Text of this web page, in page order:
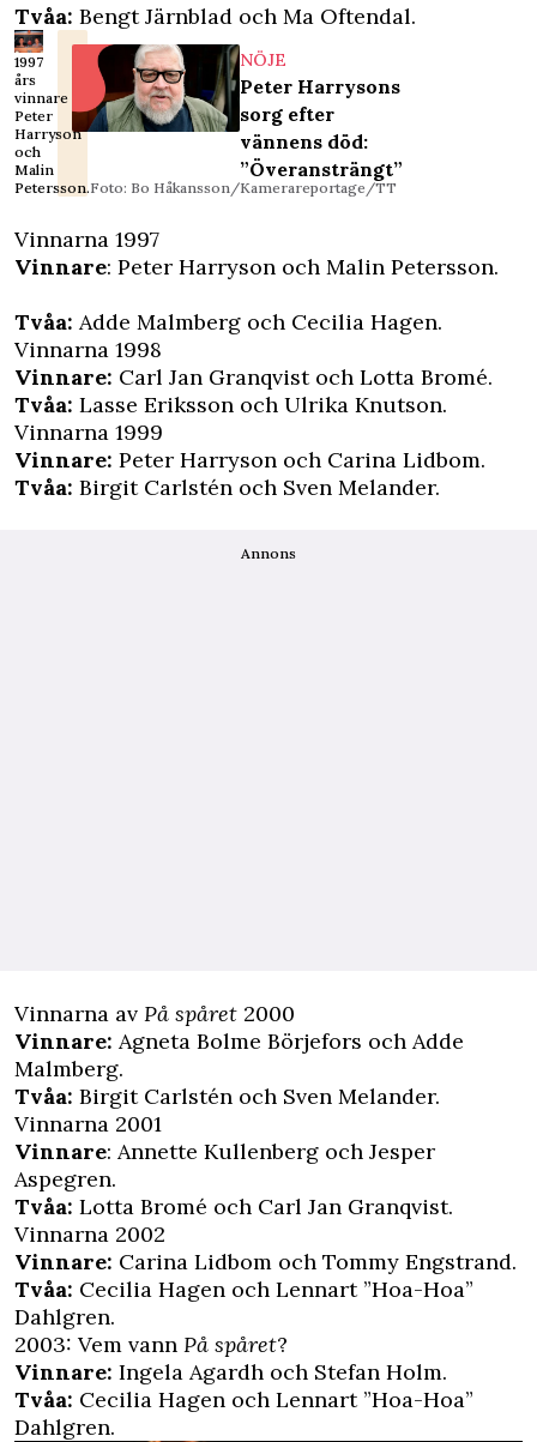
Tvåa: Bengt Järnblad och Ma Oftendal.
1997
års
vinnare
Peter
Harryson
och
Malin
Petersson.Foto: Bo Håkansson/Kamerareportage/TT
NÖJE
Peter Harrysons
sorg efter
vännens död:
”Överansträngt”
Vinnarna 1997
Vinnare: Peter Harryson och Malin Petersson.
Tvåa: Adde Malmberg och Cecilia Hagen.
Vinnarna 1998
Vinnare: Carl Jan Granqvist och Lotta Bromé.
Tvåa: Lasse Eriksson och Ulrika Knutson.
Vinnarna 1999
Vinnare: Peter Harryson och Carina Lidbom.
Tvåa: Birgit Carlstén och Sven Melander.
Annons
Vinnarna av På spåret 2000
Vinnare: Agneta Bolme Börjefors och Adde
Malmberg.
Tvåa: Birgit Carlstén och Sven Melander.
Vinnarna 2001
Vinnare: Annette Kullenberg och Jesper
Aspegren.
Tvåa: Lotta Bromé och Carl Jan Granqvist.
Vinnarna 2002
Vinnare: Carina Lidbom och Tommy Engstrand.
Tvåa: Cecilia Hagen och Lennart ”Hoa-Hoa”
Dahlgren.
2003: Vem vann På spåret?
Vinnare: Ingela Agardh och Stefan Holm.
Tvåa: Cecilia Hagen och Lennart ”Hoa-Hoa”
Dahlgren.